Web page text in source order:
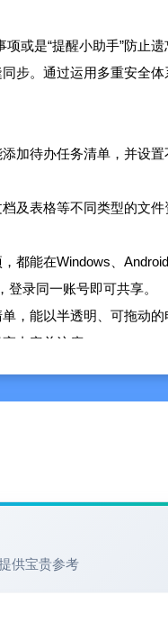
项或是“提醒小助手”防止
步。通过运用多重安全
加待办任务清单，并设
及表格等不同类型的文
都能在Windows、Android
录同一账号即可共享。
，能以半透明、可拖动
内容关注度。
总结工作。
便捷易上手，是工作和
时、时间轴、日历、小账
能开启锁屏加密、分类加
供宝贵参考